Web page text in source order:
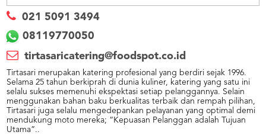
021 5091 3494
08119770050
tirtasaricatering@foodspot.co.id
Tirtasari merupakan katering profesional yang berdiri sejak 1996.
Selama 25 tahun berkiprah di dunia kuliner, katering yang satu ini
selalu sukses memenuhi ekspektasi setiap pelanggannya. Selain
menggunakan bahan baku berkualitas terbaik dan rempah pilihan,
Tirtasari juga selalu mengedepankan pelayanan yang optimal demi
mendukung moto mereka; “Kepuasan Pelanggan adalah Tujuan
Utama”..